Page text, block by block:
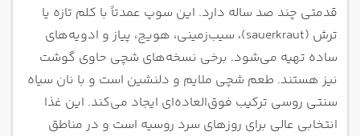
قدمتی چند صد ساله دارد. این سوپ عمدتاً با کلم تازه یا
ترش (sauerkraut)، سیب‌زمینی، هویج، پیاز و ادویه‌های
ساده تهیه می‌شود. برخی نسخه‌های شچی حاوی گوشت
نیز هستند. طعم شچی ملایم و دلنشین است و با نان سیاه
سنتی روسی ترکیب فوق‌العاده‌ای ایجاد می‌کند. این غذا
انتخابی عالی برای روزهای سرد روسیه است و در مناطق